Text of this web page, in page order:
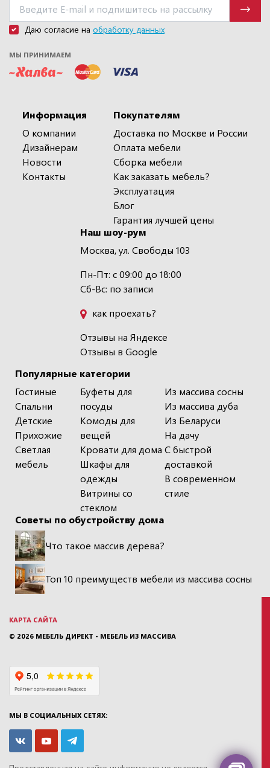
Даю согласие на обработку данных
МЫ ПРИНИМАЕМ
Информация
О компании
Дизайнерам
Новости
Контакты
Популярные категории
Гостиные
Спальни
Детские
Прихожие
Светлая
мебель
Буфеты для
посуды
Комоды для
вещей
Кровати для дома
Шкафы для
одежды
Витрины со
стеклом
Из массива сосны
Из массива дуба
Из Беларуси
На дачу
С быстрой
доставкой
В современном
стиле
Покупателям
Доставка по Москве и России
Оплата мебели
Сборка мебели
Как заказать мебель?
Эксплуатация
Блог
Гарантия лучшей цены
Наш шоу-рум
Москва, ул. Свободы 103
Пн-Пт: с 09:00 до 18:00
Сб-Вс: по записи
как проехать?
Отзывы на Яндексе
Отзывы в Google
Советы по обустройству дома
Что такое массив дерева?
Топ 10 преимуществ мебели из массива сосны
КАРТА САЙТА
© 2026 МЕБЕЛЬ ДИРЕКТ - МЕБЕЛЬ ИЗ МАССИВА
МЫ В СОЦИАЛЬНЫХ СЕТЯХ: